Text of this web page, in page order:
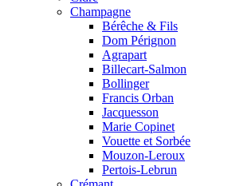
Champagne
Bérêche & Fils
Dom Pérignon
Agrapart
Billecart-Salmon
Bollinger
Francis Orban
Jacquesson
Marie Copinet
Vouette et Sorbée
Mouzon-Leroux
Pertois-Lebrun